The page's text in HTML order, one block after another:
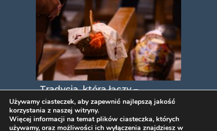
„Tradycja, która łączy –
święcenie pokarmów przez
Polaków we Włoszech”
Używamy ciasteczek, aby zapewnić najlepszą jakość
korzystania z naszej witryny.
Więcej informacji na temat plików ciasteczka, których
używamy, oraz możliwości ich wyłączenia znajdziesz w